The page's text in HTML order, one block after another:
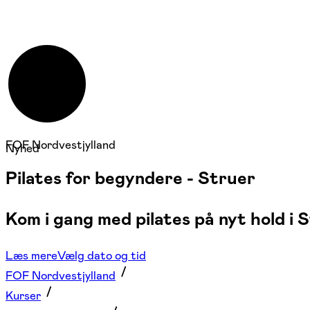
Nyhed
FOF Nordvestjylland
Pilates for begyndere - Struer
Kom i gang med pilates på nyt hold i
Læs mereVælg dato og tid
FOF Nordvestjylland
Kurser